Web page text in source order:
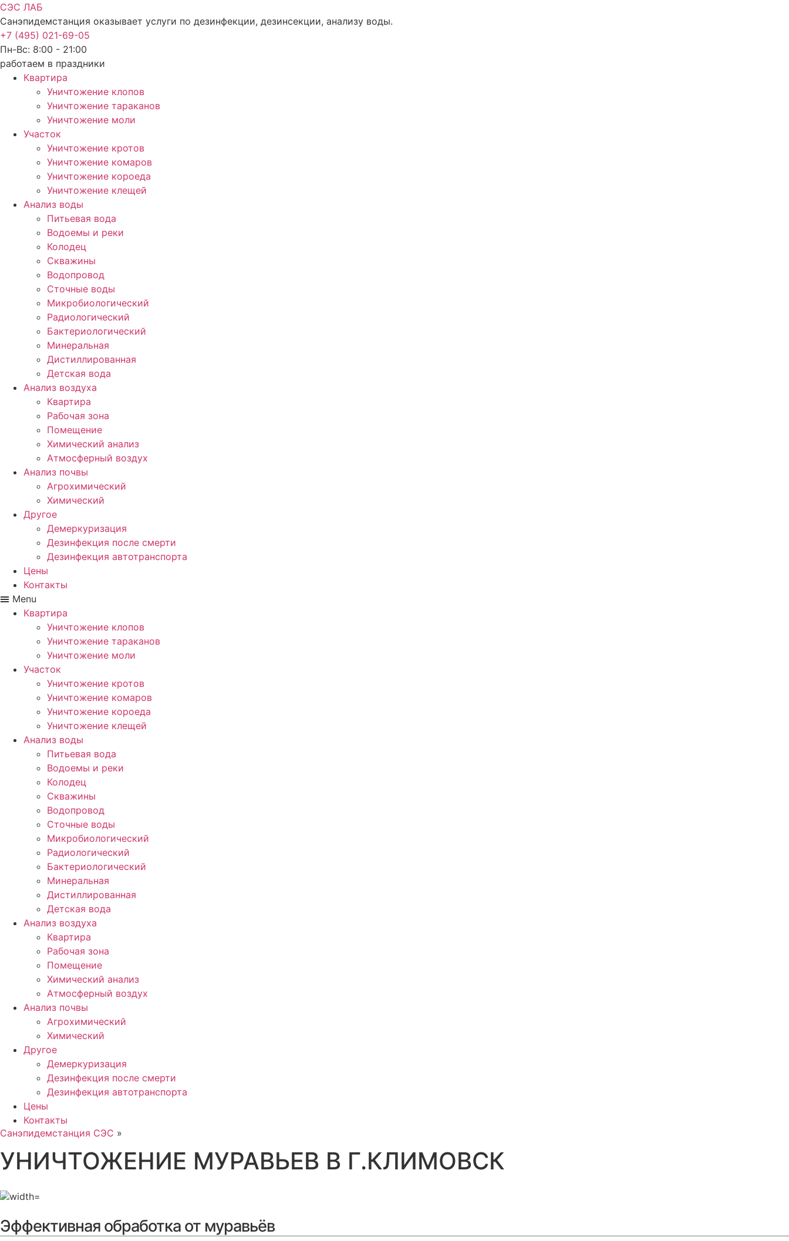
СЭС ЛАБ
Санэпидемстанция оказывает услуги по дезинфекции, дезинсекции, анализу воды.
+7 (495) 021-69-05
Пн-Вс: 8:00 - 21:00
работаем в праздники
Квартира
Уничтожение клопов
Уничтожение тараканов
Уничтожение моли
Участок
Уничтожение кротов
Уничтожение комаров
Уничтожение короеда
Уничтожение клещей
Анализ воды
Питьевая вода
Водоемы и реки
Колодец
Скважины
Водопровод
Сточные воды
Микробиологический
Радиологический
Бактериологический
Минеральная
Дистиллированная
Детская вода
Анализ воздуха
Квартира
Рабочая зона
Помещение
Химический анализ
Атмосферный воздух
Анализ почвы
Агрохимический
Химический
Другое
Демеркуризация
Дезинфекция после смерти
Дезинфекция автотранспорта
Цены
Контакты
Menu
Квартира
Уничтожение клопов
Уничтожение тараканов
Уничтожение моли
Участок
Уничтожение кротов
Уничтожение комаров
Уничтожение короеда
Уничтожение клещей
Анализ воды
Питьевая вода
Водоемы и реки
Колодец
Скважины
Водопровод
Сточные воды
Микробиологический
Радиологический
Бактериологический
Минеральная
Дистиллированная
Детская вода
Анализ воздуха
Квартира
Рабочая зона
Помещение
Химический анализ
Атмосферный воздух
Анализ почвы
Агрохимический
Химический
Другое
Демеркуризация
Дезинфекция после смерти
Дезинфекция автотранспорта
Цены
Контакты
Санэпидемстанция СЭС »
УНИЧТОЖЕНИЕ МУРАВЬЕВ В Г.КЛИМОВСК
Эффективная обработка от муравьёв